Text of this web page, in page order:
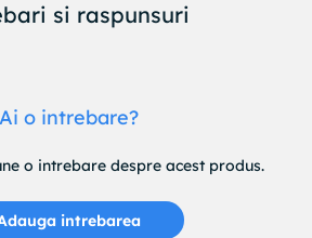
si raspunsuri
Ai o intrebare?
o intrebare despre acest produs.
intrebarea